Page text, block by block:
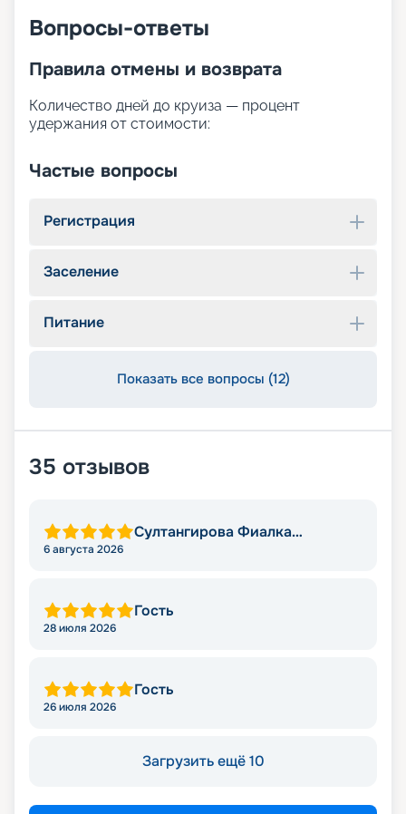
Вопросы-ответы
Правила отмены и возврата
Количество дней до круиза — процент
удержания от стоимости:
Частые вопросы
Регистрация
Заселение
Питание
Показать все вопросы (12)
35 отзывов
Султангирова Фиалка
6 августа 2026
Гость
28 июля 2026
Гость
26 июля 2026
Загрузить ещё 10